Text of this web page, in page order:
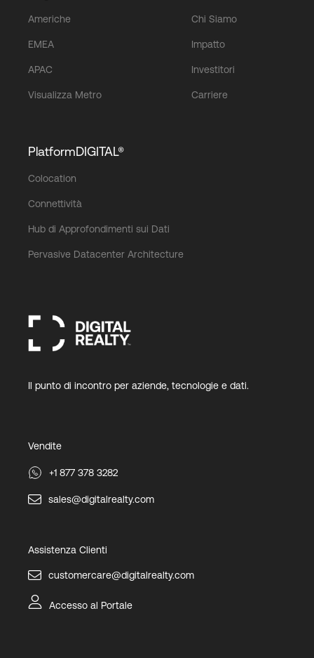
Americhe
EMEA
APAC
Visualizza Metro
Chi Siamo
Impatto
Investitori
Carriere
PlatformDIGITAL®
Colocation
Connettività
Hub di Approfondimenti sui Dati
Pervasive Datacenter Architecture
Il punto di incontro per aziende, tecnologie e dati.
Vendite
+1 877 378 3282
sales@digitalrealty.com
Assistenza Clienti
customercare@digitalrealty.com
Accesso al Portale